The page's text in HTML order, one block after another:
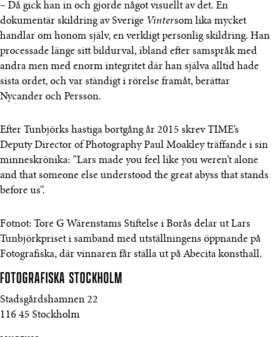
– Då gick han in och gjorde något visuellt av det. En
dokumentär skildring av Sverige Vintersom lika mycket
handlar om honom själv, en verkligt personlig skildring. Han
processade länge sitt bildurval, ibland efter samspråk med
andra men med enorm integritet där han själva alltid hade
sista ordet, och var ständigt i rörelse framåt, berättar
Nycander och Persson.
Efter Tunbjörks hastiga bortgång år 2015 skrev TIME’s
Deputy Director of Photography Paul Moakley träffande i sin
minneskrönika: ”Lars made you feel like you weren’t alone
and that someone else understood the great abyss that stands
before us”.
Fotnot: Tore G Wärenstams Stiftelse i Borås delar ut Lars
Tunbjörkpriset i samband med utställningens öppnande på
Fotografiska, där vinnaren får ställa ut på Abecita konsthall.
FOTOGRAFISKA STOCKHOLM
Stadsgårdshamnen 22
116 45 Stockholm